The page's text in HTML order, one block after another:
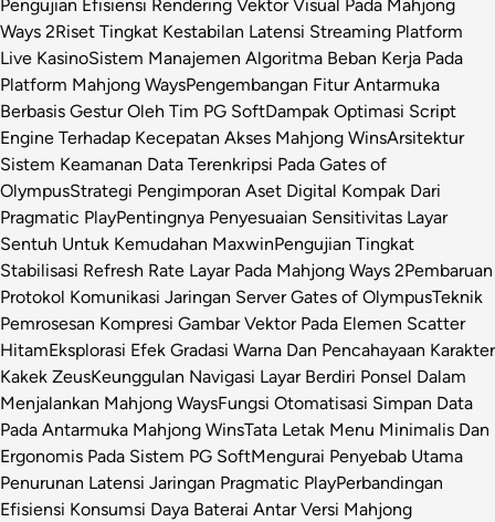
Pengujian Efisiensi Rendering Vektor Visual Pada Mahjong
Ways 2Riset Tingkat Kestabilan Latensi Streaming Platform
Live KasinoSistem Manajemen Algoritma Beban Kerja Pada
Platform Mahjong WaysPengembangan Fitur Antarmuka
Berbasis Gestur Oleh Tim PG SoftDampak Optimasi Script
Engine Terhadap Kecepatan Akses Mahjong WinsArsitektur
Sistem Keamanan Data Terenkripsi Pada Gates of
OlympusStrategi Pengimporan Aset Digital Kompak Dari
Pragmatic PlayPentingnya Penyesuaian Sensitivitas Layar
Sentuh Untuk Kemudahan MaxwinPengujian Tingkat
Stabilisasi Refresh Rate Layar Pada Mahjong Ways 2Pembaruan
Protokol Komunikasi Jaringan Server Gates of OlympusTeknik
Pemrosesan Kompresi Gambar Vektor Pada Elemen Scatter
HitamEksplorasi Efek Gradasi Warna Dan Pencahayaan Karakter
Kakek ZeusKeunggulan Navigasi Layar Berdiri Ponsel Dalam
Menjalankan Mahjong WaysFungsi Otomatisasi Simpan Data
Pada Antarmuka Mahjong WinsTata Letak Menu Minimalis Dan
Ergonomis Pada Sistem PG SoftMengurai Penyebab Utama
Penurunan Latensi Jaringan Pragmatic PlayPerbandingan
Efisiensi Konsumsi Daya Baterai Antar Versi Mahjong